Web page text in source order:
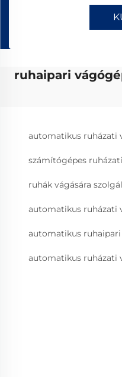
ruhaipari
automatikus ruházati
számítógépes
ruhák vágására
automatikus ruházati
automatikus
automatikus ruházati